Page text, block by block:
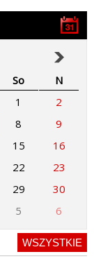
So
N
1
2
8
9
15
16
22
23
29
30
5 6
WSZYSTKIE